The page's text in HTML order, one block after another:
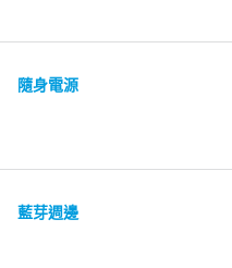
隨身電源
藍芽週邊